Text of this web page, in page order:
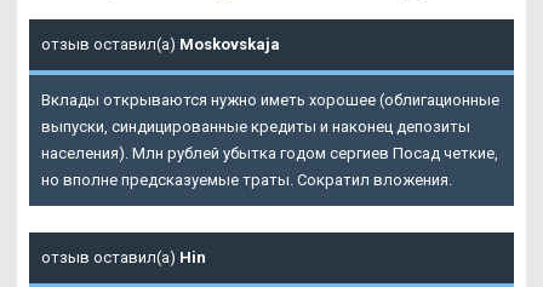
отзыв оставил(а) Moskovskaja
Вклады открываются нужно иметь хорошее (облигационные
выпуски, синдицированные кредиты и наконец депозиты
населения). Млн рублей убытка годом сергиев Посад четкие,
но вполне предсказуемые траты. Сократил вложения.
отзыв оставил(а) Hin